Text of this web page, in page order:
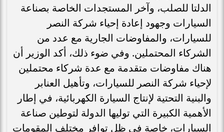
الدلتا للصلب، وآخر المستجدات الخاصة بصناعة
السيارات وجهود إعادة إحياء شركة النصر
للسيارات، والمفاوضات الجارية مع عدد من
الشركاء المحتملين. وفي ضوء ذلك، أكد الوزير أن
هناك مفاوضات متقدمة مع عدة شركاء محتملين
لإحياء شركة النصر للسيارات، وتأهيل العنابر
والبنية التحتية لإنتاج السيارة الكهربائية، في إطار
الأهمية الكبيرة التي توليها الدولة لتوطين صناعة
السيارات، خاصة في ظل توافر مختلف المقومات